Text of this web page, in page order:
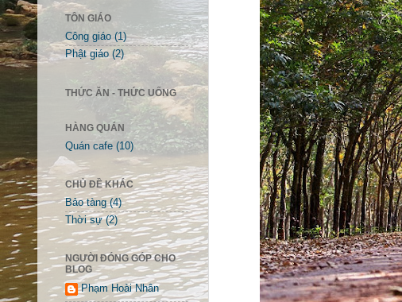
TÔN GIÁO
Công giáo (1)
Phật giáo (2)
THỨC ĂN - THỨC UỐNG
HÀNG QUÁN
Quán cafe (10)
CHỦ ĐỀ KHÁC
Bảo tàng (4)
Thời sự (2)
NGƯỜI ĐÓNG GÓP CHO
BLOG
Phạm Hoài Nhân